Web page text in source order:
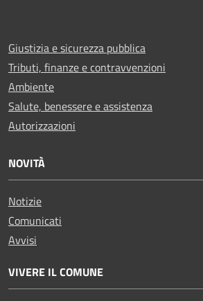
Giustizia e sicurezza pubblica
Tributi, finanze e contravvenzioni
Ambiente
Salute, benessere e assistenza
Autorizzazioni
NOVITÀ
Notizie
Comunicati
Avvisi
VIVERE IL COMUNE